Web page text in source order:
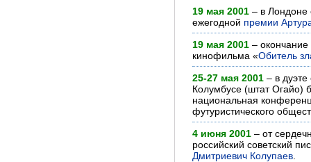
19 мая 2001 – в Лондоне
ежегодной премии
19 мая 2001 – окончание
кинофильма «Обитель
25-27 мая 2001 – в
Колумбусе (штат Огайо)
национальная
футуристического
4 июня 2001 – от
российский советский
Дмитриевич Колупаев